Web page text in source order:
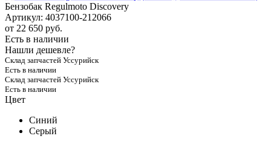
Бензобак Regulmoto Discovery
Артикул: 4037100-212066
от 22 650 руб.
Есть в наличии
Нашли дешевле?
Склад запчастей Уссурийск
Есть в наличии
Склад запчастей Уссурийск
Есть в наличии
Цвет
Синий
Серый